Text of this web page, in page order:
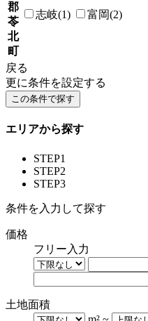
郡
苓
北
町
志岐(1) 富岡(2)
戻る
更に条件を設定する
エリアから探す
STEP1
STEP2
STEP3
条件を入力して探す
価格
フリー入力
土地面積